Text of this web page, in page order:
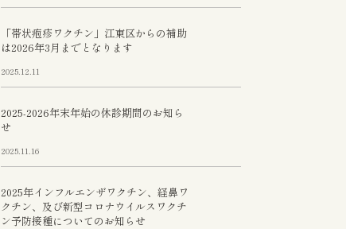
「帯状疱疹ワクチン」江東区からの補助
は2026年3月までとなります
2025.12.11
2025-2026年末年始の休診期間のお知ら
せ
2025.11.16
2025年インフルエンザワクチン、経鼻ワ
クチン、及び新型コロナウイルスワクチ
ン予防接種についてのお知らせ